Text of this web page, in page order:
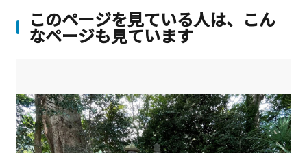
このページを見ている人は、こん
なページも見ています